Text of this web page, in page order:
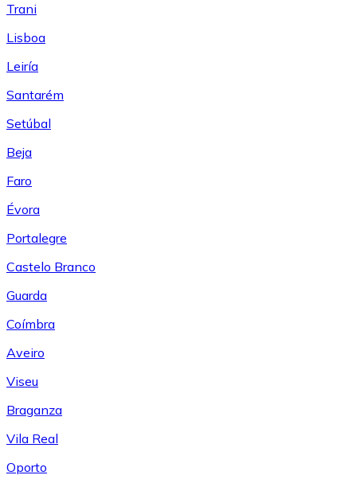
Trani
Lisboa
Leiría
Santarém
Setúbal
Beja
Faro
Évora
Portalegre
Castelo Branco
Guarda
Coímbra
Aveiro
Viseu
Braganza
Vila Real
Oporto